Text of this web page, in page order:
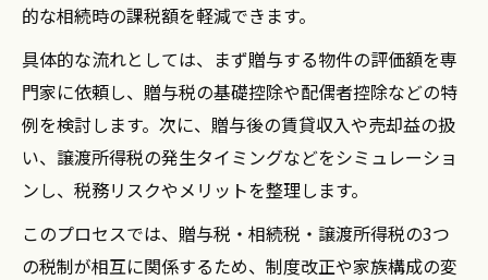
的な相続時の課税額を軽減できます。
具体的な流れとしては、まず贈与する物件の評価額を専
門家に依頼し、贈与税の基礎控除や配偶者控除などの特
例を検討します。次に、贈与後の賃貸収入や売却益の扱
い、譲渡所得税の発生タイミングなどをシミュレーショ
ンし、税務リスクやメリットを整理します。
このプロセスでは、贈与税・相続税・譲渡所得税の3つ
の税制が相互に関係するため、制度改正や家族構成の変